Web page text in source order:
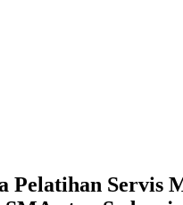
Pelatihan Servis